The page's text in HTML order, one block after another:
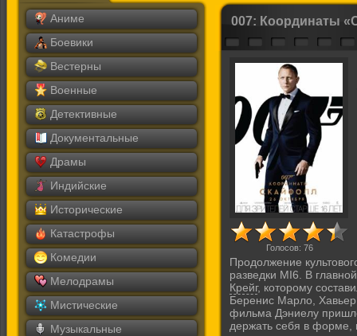
Аниме
Боевики
Вестерны
Военные
Детективные
Документальные
Драмы
Индийские
Исторические
Катастрофы
Комедии
Мелодрамы
Мистические
Музыкальные
007: Координаты
Голосов: 76
Продолжение
разведки MI6. В
Крейг, которому
Беренис Марло,
фильма Дэниелу
держать себя в форме,